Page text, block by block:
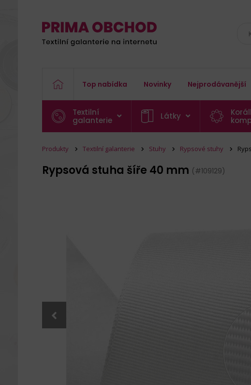
Top nabídka Novinky Nejprodávanější
Textilní
galanterie
Látky
Produkty Textilní galanterie Stuhy Rypsové stuhy
Rypsová stuha šíře 40 mm (#109129)